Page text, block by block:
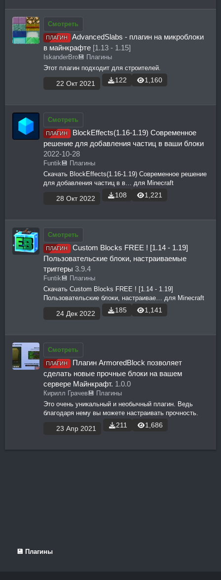
Смотреть
ПЛАГИН
AdvancedSlabs - плагин на микроблоки
в майнкрафте [1.13 - 1.15]
IskanderBro💾 Плагины
Этот плагин подходит для строителей.
22 Окт 2021 122 1,160
Смотреть
ПЛАГИН
BlockEffects(1.16-1.19) Современное
решение для добавления частиц в ваши блоки
2022-10-28
Funtik💾 Плагины
Скачать BlockEffects(1.16-1.19) Современное решение
для добавления частиц в в… для Minecraft
28 Окт 2022 108 1,221
Смотреть
ПЛАГИН
Custom Blocks FREE ! [1.14 - 1.19]
Пользовательские блоки, настраиваемые
триггеры 3.9.4
Funtik💾 Плагины
Скачать Custom Blocks FREE ! [1.14 - 1.19]
Пользовательские блоки, настраивае… для Minecraft
24 Дек 2022 185 1,141
Смотреть
ПЛАГИН
Плагин ArmoredBlock позволяет
сделать новые прочные блоки на вашем
сервере Майнкрафт. 1.0.0
Кирилл Грачев💾 Плагины
Это очень уникальный и необычный плагин. Ведь
благодаря нему вы можете настраивать прочность.
23 Апр 2021 211 1,686
💾 Плагины